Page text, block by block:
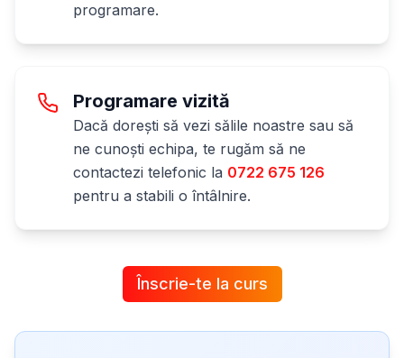
programare.
Programare vizită
Dacă dorești să vezi sălile noastre sau să
ne cunoști echipa, te rugăm să ne
contactezi telefonic la 0722 675 126
pentru a stabili o întâlnire.
Înscrie-te la curs